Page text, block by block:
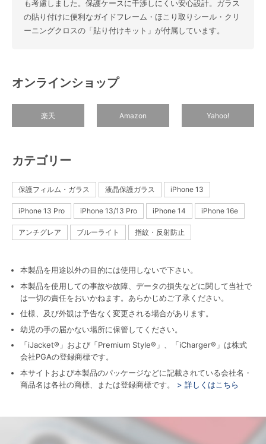
も考慮しました。保護ケースに干渉しにくい安心設計。ガラス
の貼り付けに便利なガイドフレーム・ほこり取りシール・クリ
ーニングクロスの「貼り付けキット」が付属しています。
オンラインショップ
楽天 Amazon Yahoo!
カテゴリー
保護フィルム・ガラス 液晶保護ガラス iPhone 13
iPhone 13 Pro iPhone 13/13 Pro iPhone 14 iPhone 16e
アンチグレア ブルーライト 指紋・反射防止
本製品を用途以外の目的には使用しないで下さい。
本製品を使用しての事故や故障、データの損失などに関して当社で
は一切の責任をおいかねます。あらかじめご了承ください。
仕様、及び外観は予告なく変更される場合があります。
幼児の手の届かない場所に保管してください。
「iJacket®」および「Premium Style®」、「iCharger®」は株式
会社PGAの登録商標です。
本サイトおよび本製品のパッケージなどに記載されている会社名・
商品名は各社の商標、または登録商標です。
> 詳しくはこちら